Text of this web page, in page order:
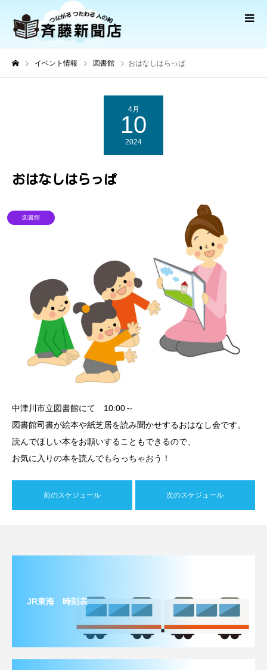
イベント情報 図書館 おはなしはらっぱ
4月
10
2024
おはなしはらっぱ
図書館
中津川市立図書館にて 10:00～
図書館司書が絵本や紙芝居を読み聞かせするおはなし会です。
読んでほしい本をお願いすることもできるので、
お気に入りの本を読んでもらっちゃおう！
前のスケジュール 次のスケジュール
JR東海 時刻表